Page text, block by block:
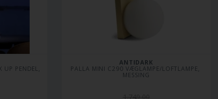
UP PENDEL,
ANTIDARK
PALLA MINI C290 VÆGLAMPE/LOFTLAMPE,
MESSING